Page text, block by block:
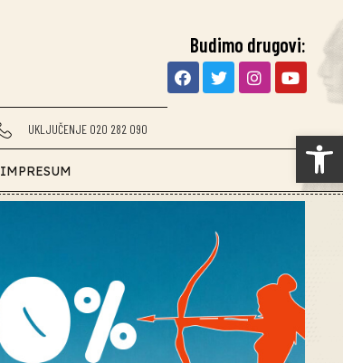
UKLJUČENJE 020 282 090
Budimo drugovi:
IMPRESUM